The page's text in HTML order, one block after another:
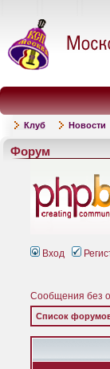
Клуб Новости
Форум
Вход
Сообщения без
Список